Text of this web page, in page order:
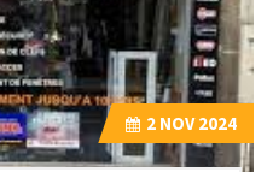
2 NOV 2024